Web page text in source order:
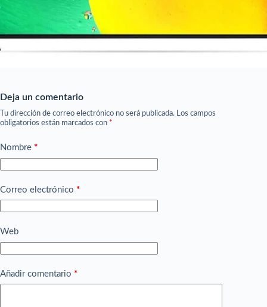
Deja un comentario
Tu dirección de correo electrónico no será publicada. Los campos
obligatorios están marcados con *
Nombre *
Correo electrónico *
Web
Añadir comentario *